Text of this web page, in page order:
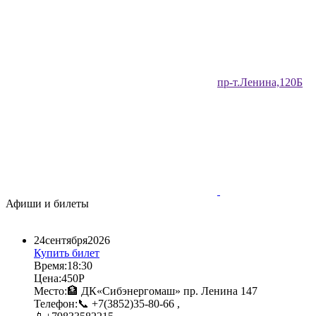
​пр-т.Ленина,120Б​
Афиши и билеты
24​сентября​2026​
Купить билет
Время:18:30​
Цена:450Р​
Место:🏦 ДК«Сибэнергомаш» пр. Ленина 147​
Телефон:📞 +7(3852)35-80-66 ,